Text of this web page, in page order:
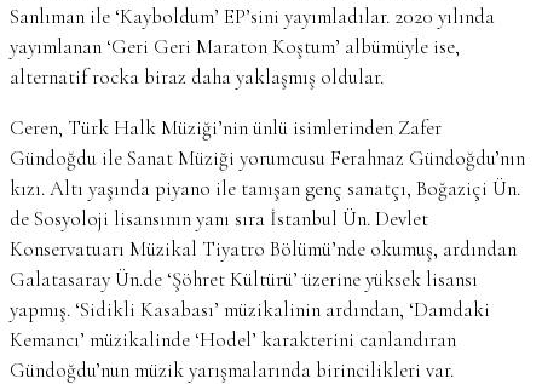
Sanlıman ile ‘Kayboldum’ EP’sini yayımladılar. 2020 yılında
yayımlanan ‘Geri Geri Maraton Koştum’ albümüyle ise,
alternatif rocka biraz daha yaklaşmış oldular.
Ceren, Türk Halk Müziği’nin ünlü isimlerinden Zafer
Gündoğdu ile Sanat Müziği yorumcusu Ferahnaz Gündoğdu’nın
kızı. Altı yaşında piyano ile tanışan genç sanatçı, Boğaziçi Ün.
de Sosyoloji lisansının yanı sıra İstanbul Ün. Devlet
Konservatuarı Müzikal Tiyatro Bölümü’nde okumuş, ardından
Galatasaray Ün.de ‘Şöhret Kültürü’ üzerine yüksek lisansı
yapmış. ‘Sidikli Kasabası’ müzikalinin ardından, ‘Damdaki
Kemancı’ müzikalinde ‘Hodel’ karakterini canlandıran
Gündoğdu’nun müzik yarışmalarında birincilikleri var.